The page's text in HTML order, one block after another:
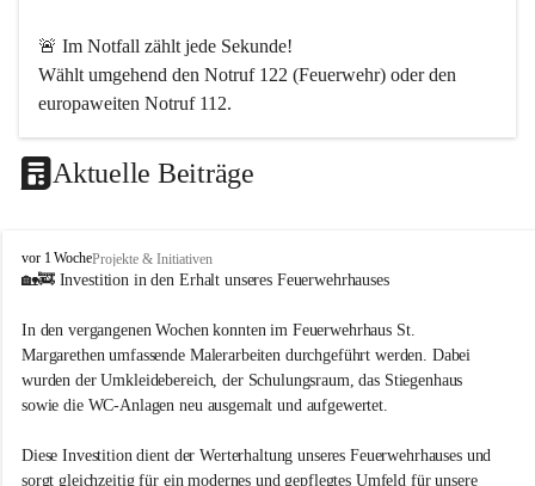
🚨 Im Notfall zählt jede Sekunde!
Wählt umgehend den Notruf 122 (Feuerwehr) oder den
europaweiten Notruf 112.
Werde Teil unserer Feuerwehr!
mit Sinn suchst – abwechslungsreich, spannend und aus
richtig. Langeweile gibt es bei uns nicht!
Wir sind von Kopf bis Fuß auf Hilfe eingestellt und packen
dort an, wo andere erst Angebote schreiben. Dafür brauchen
Wen wir suchen
Aktuelle Beiträge
F
r
i
w
i
l
l
g
e
vor 1 WocheProjekte & Initiativen
🏡🚒 Investition in den Erhalt unseres Feuerwehrhauses
In den vergangenen Wochen konnten im Feuerwehrhaus St.
Margarethen umfassende Malerarbeiten durchgeführt werden. Dabei
wurden der Umkleidebereich, der Schulungsraum, das Stiegenhaus
sowie die WC-Anlagen neu ausgemalt und aufgewertet.
Diese Investition dient der Werterhaltung unseres Feuerwehrhauses und
sorgt gleichzeitig für ein modernes und gepflegtes Umfeld für unsere